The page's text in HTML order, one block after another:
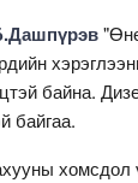
байна.
байгаа.
хомсдол